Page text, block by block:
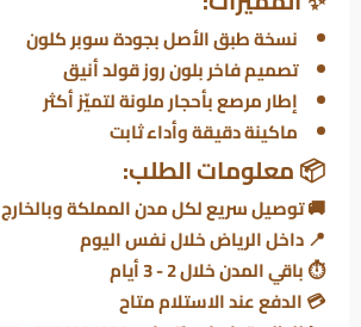
نسخة طبق الأصل بجودة سوبر كلون
تصميم فاخر بلون روز قولد أنيق
إطار مرصع بأحجار ملونة لتميّز أكثر
ماكينة دقيقة وأداء ثابت
📦 معلومات الطلب:
🚚 توصيل سريع لكل مدن المملكة وبالخارج
📍 داخل الرياض خلال نفس اليوم
⏱ باقي المدن خلال 2 - 3 أيام
💳 الدفع عند الاستلام متاح